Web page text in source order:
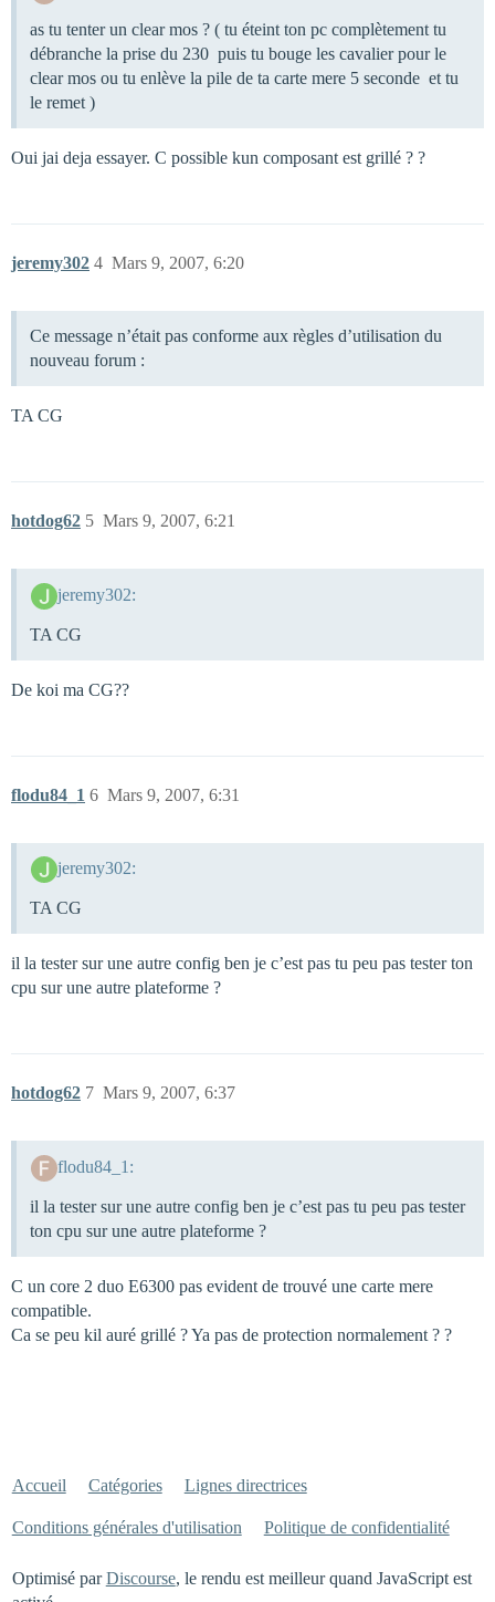
as tu tenter un clear mos ? ( tu éteint ton pc complètement tu
débranche la prise du 230 puis tu bouge les cavalier pour le
clear mos ou tu enlève la pile de ta carte mere 5 seconde et tu
le remet )
Oui jai deja essayer. C possible kun composant est grillé ? ?
jeremy302 Mars 9, 2007, 6:20
4
Ce message n’était pas conforme aux règles d’utilisation du
nouveau forum :
TA CG
hotdog62 Mars 9, 2007, 6:21
5
jeremy302:
TA CG
De koi ma CG??
flodu84_1 Mars 9, 2007, 6:31
6
jeremy302:
TA CG
il la tester sur une autre config ben je c’est pas tu peu pas tester ton
cpu sur une autre plateforme ?
hotdog62 Mars 9, 2007, 6:37
7
flodu84_1:
il la tester sur une autre config ben je c’est pas tu peu pas tester
ton cpu sur une autre plateforme ?
C un core 2 duo E6300 pas evident de trouvé une carte mere
compatible.
Ca se peu kil auré grillé ? Ya pas de protection normalement ? ?
Accueil Catégories Lignes directrices
Conditions générales d'utilisation Politique de confidentialité
Optimisé parDiscourse, le rendu est meilleur quand JavaScript est